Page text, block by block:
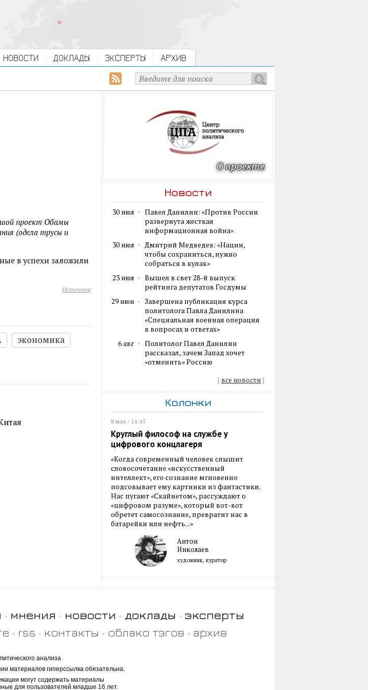
НОВОСТИ ДОКЛАДЫ ЭКСПЕРТЫ АРХИВ
проект Обамы
(одела трусы и
в успехи заложили
Источник
экономика
Новости
30 июл
Павел Данилин: «Против России
развернута жесткая
информационная война»
30 июл
Дмитрий Медведев: «Нации,
чтобы сохраниться, нужно
собраться в кулак»
23 июл
Вышел в свет 28-й выпуск
рейтинга депутатов Госдумы
29 июн
Завершена публикация курса
политолога Павла Данилина
«Специальная военная операция
в вопросах и ответах»
6 авг
Политолог Павел Данилин
рассказал, зачем Запад хочет
«отменить» Россию
{ все новости}
Колонки
8 мая / 14:45
Круглый философ на службе у
цифрового концлагеря
«Когда современный человек слышит
словосочетание «искусственный
интеллект», его сознание мгновенно
подсовывает ему картинки из фантастики.
Нас пугают «Скайнетом», рассуждают о
«цифровом разуме», который вот-вот
обретет самосознание, превратит нас в
батарейки или нефть...»
Антон
Николаев
художник, куратор
мнения новости доклады
эксперты
rss контакты облако тэгов архив
анализа
материалов гиперссылка обязательна.
могут содержать материалы
для пользователей младше 16 лет.